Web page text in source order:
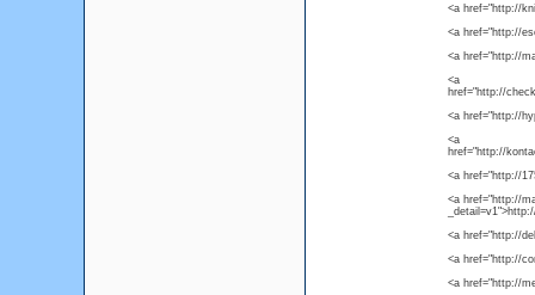
<a href="http://
<a href="http://
<a href="http://
<a
href="http://
<a href="http://
<a
href="http://
<a href="http://
<a href="http://
<a href="http://
<a href="http://
<a href="http://